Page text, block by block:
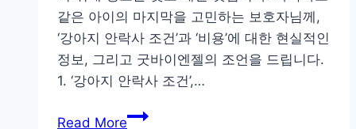
이
엔
젤,
고
마
웠
같은 아이의 마지막을 고민하는 보호자님께,
‘강아지 안락사 조건’과 ‘비용’에 대한 현실적인
정보, 그리고 굿바이엔젤의 조언을 드립니다.
1. ‘강아지 안락사 조건’,…
Read More강